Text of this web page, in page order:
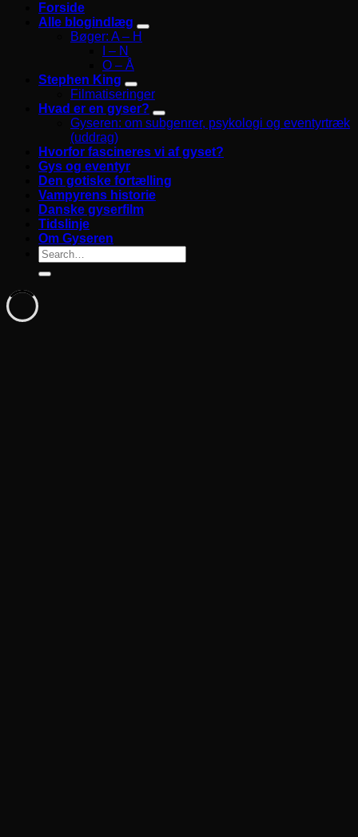
Forside
Alle blogindlæg
Bøger: A – H
I – N
O – Å
Stephen King
Filmatiseringer
Hvad er en gyser?
Gyseren: om subgenrer, psykologi og eventyrtræk
(uddrag)
Hvorfor fascineres vi af gyset?
Gys og eventyr
Den gotiske fortælling
Vampyrens historie
Danske gyserfilm
Tidslinje
Om Gyseren